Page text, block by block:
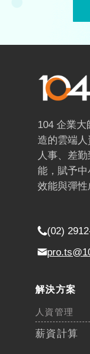
104 企業大
造的雲端
人事、差
能，賦予
效能與彈性
(02)
解決方案
人資管理
薪資計算​​